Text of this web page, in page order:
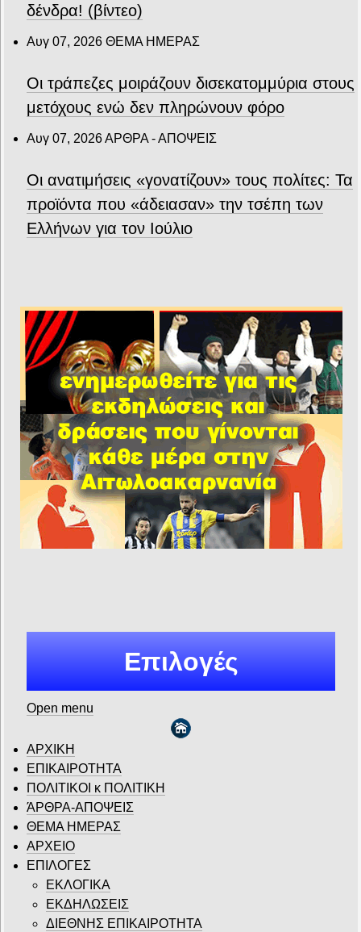
δένδρα! (βίντεο)
Αυγ 07, 2026 ΘΕΜΑ ΗΜΕΡΑΣ
Οι τράπεζες μοιράζουν δισεκατομμύρια στους
μετόχους ενώ δεν πληρώνουν φόρο
Αυγ 07, 2026ΑΡΘΡΑ - ΑΠΟΨΕΙΣ
Οι ανατιμήσεις «γονατίζουν» τους πολίτες: Τα
προϊόντα που «άδειασαν» την τσέπη των
Ελλήνων για τον Ιούλιο
Επιλογές
Open menu
ΑΡΧΙΚΗ
ΕΠΙΚΑΙΡΟΤΗΤΑ
ΠΟΛΙΤΙΚΟΙ κ ΠΟΛΙΤΙΚΗ
ΆΡΘΡΑ-ΑΠΟΨΕΙΣ
ΘΕΜΑ ΗΜΕΡΑΣ
ΑΡΧΕΙΟ
ΕΠΙΛΟΓΕΣ
ΕΚΛΟΓΙΚΑ
ΕΚΔΗΛΩΣΕΙΣ
ΔΙΕΘΝΗΣ ΕΠΙΚΑΙΡΟΤΗΤΑ